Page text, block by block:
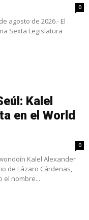
0
agosto de 2026.- El
Sexta Legislatura
Kalel
en el World
0
Kalel Alexander
de Lázaro Cárdenas,
el nombre...